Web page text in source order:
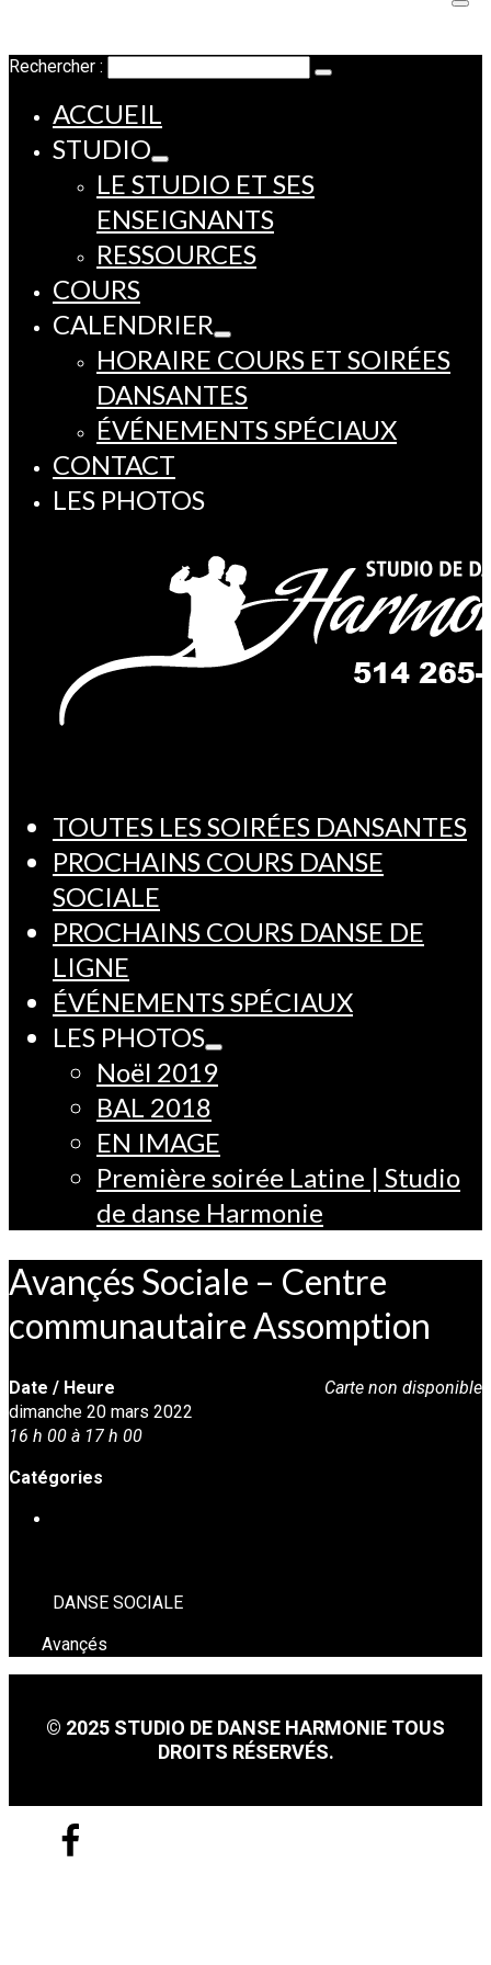
Rechercher :
ACCUEIL
STUDIO
LE STUDIO ET SES
ENSEIGNANTS
RESSOURCES
COURS
CALENDRIER
HORAIRE COURS ET SOIRÉES
DANSANTES
ÉVÉNEMENTS SPÉCIAUX
CONTACT
LES PHOTOS
TOUTES LES SOIRÉES DANSANTES
PROCHAINS COURS DANSE
SOCIALE
PROCHAINS COURS DANSE DE
LIGNE
ÉVÉNEMENTS SPÉCIAUX
LES PHOTOS
Noël 2019
BAL 2018
EN IMAGE
Première soirée Latine | Studio
de danse Harmonie
Avançés Sociale – Centre
communautaire Assomption
Carte non disponible
Date / Heure
dimanche 20 mars 2022
16 h 00 à 17 h 00
Catégories
DANSE SOCIALE
Avançés
© 2025 STUDIO DE DANSE HARMONIE TOUS
DROITS RÉSERVÉS.